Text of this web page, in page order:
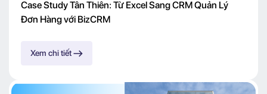
Case Study Tân Thiên: Từ Excel Sang CRM Quản Lý
Đơn Hàng với BizCRM
Xem chi tiết